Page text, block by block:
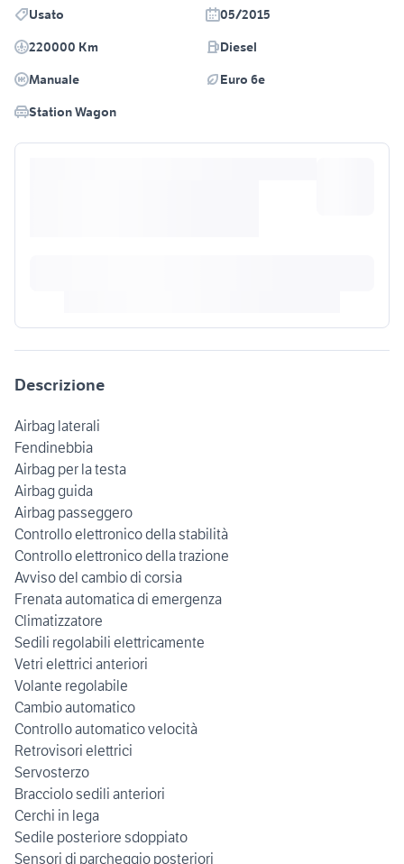
Usato
05/2015
220000 Km
Diesel
Manuale
Euro 6e
Station Wagon
Descrizione
Airbag laterali
Fendinebbia
Airbag per la testa
Airbag guida
Airbag passeggero
Controllo elettronico della stabilità
Controllo elettronico della trazione
Avviso del cambio di corsia
Frenata automatica di emergenza
Climatizzatore
Sedili regolabili elettricamente
Vetri elettrici anteriori
Volante regolabile
Cambio automatico
Controllo automatico velocità
Retrovisori elettrici
Servosterzo
Bracciolo sedili anteriori
Cerchi in lega
Sedile posteriore sdoppiato